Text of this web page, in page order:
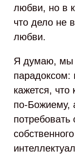
любви, но в
что дело не
любви.
Я думаю, мы
парадоксом:
кажется, что
по-Божиему,
потребовать